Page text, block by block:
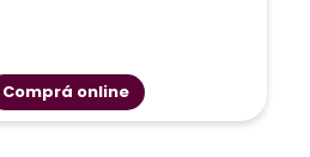
Comprá online